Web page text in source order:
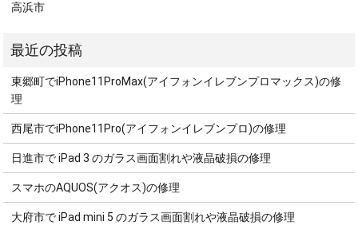
高浜市
東郷町でiPhone11ProMax(アイフォンイレブンプロマックス)の修
理
西尾市でiPhone11Pro(アイフォンイレブンプロ)の修理
日進市で iPad 3 のガラス画面割れや液晶破損の修理
スマホのAQUOS(アクオス)の修理
大府市で iPad mini 5 のガラス画面割れや液晶破損の修理